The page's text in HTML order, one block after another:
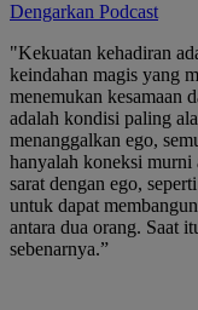
Dengarkan Podcast
"Kekuatan kehadiran
keindahan magis yang
menemukan kesamaan
adalah kondisi paling
menanggalkan ego,
hanyalah koneksi murni
sarat dengan ego,
untuk dapat
antara dua orang. Saat
sebenarnya.”